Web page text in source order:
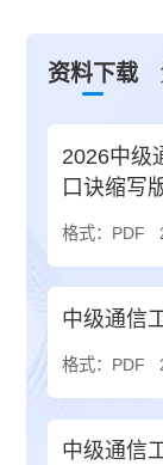
资料下载
2026中级
口诀缩写
格式：PDF
中级通信
格式：PDF
中级通信